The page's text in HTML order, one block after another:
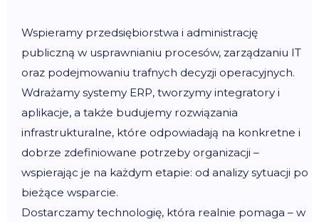
Wspieramy przedsiębiorstwa i administrację
publiczną w usprawnianiu procesów, zarządzaniu IT
oraz podejmowaniu trafnych decyzji operacyjnych.
Wdrażamy systemy ERP, tworzymy integratory i
aplikacje, a także budujemy rozwiązania
infrastrukturalne, które odpowiadają na konkretne i
dobrze zdefiniowane potrzeby organizacji –
wspierając je na każdym etapie: od analizy sytuacji po
bieżące wsparcie.
Dostarczamy technologię, która realnie pomaga – w